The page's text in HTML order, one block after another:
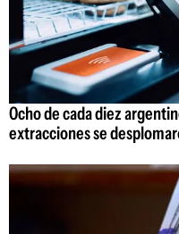
Ocho de cada diez
extracciones se